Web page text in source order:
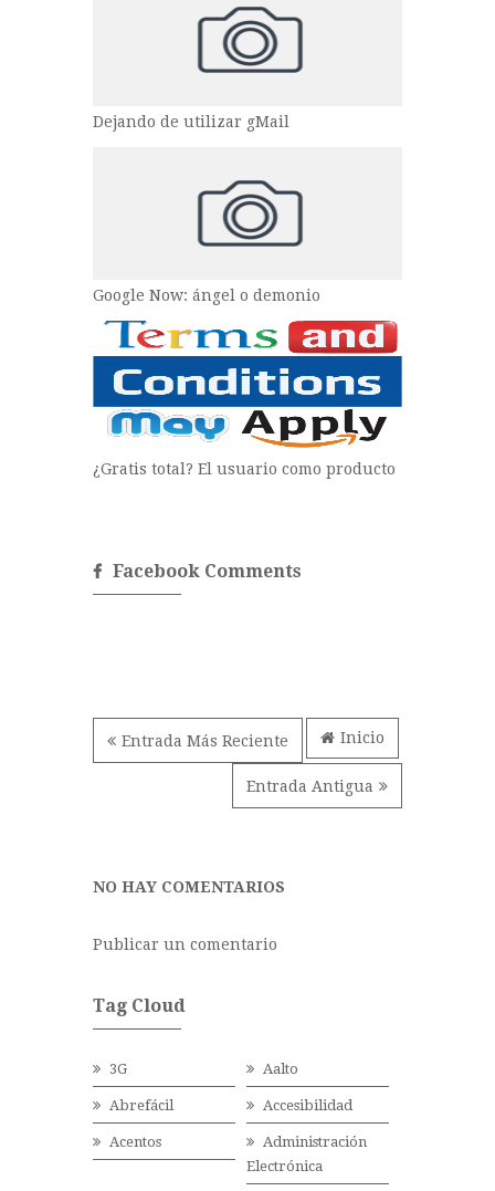
Dejando de utilizar gMail
Google Now: ángel o demonio
¿Gratis total? El usuario como producto
Facebook Comments
Entrada Más Reciente
Entrada Antigua
Inicio
NO HAY COMENTARIOS
Publicar un comentario
Tag Cloud
3G Aalto
Abrefácil Accesibilidad
Acentos
Administración
Electrónica